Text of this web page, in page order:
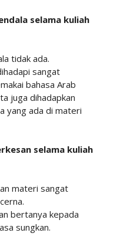
selama kuliah
tidak ada.
sangat
bahasa Arab
juga dihadapkan
yang ada di materi
selama kuliah
materi sangat
bertanya kepada
sungkan.